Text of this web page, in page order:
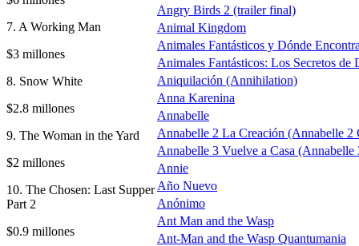
7. A Working Man
$3 millones
8. Snow White
$2.8 millones
9. The Woman in the Yard
$2 millones
10. The Chosen: Last Supper
Part 2
$0.9 millones
Angry Birds 2 (trailer final)
Animal Kingdom
Animales Fantásticos y Dónde
Animales Fantásticos: Los Secretos de
Aniquilación (Annihilation)
Anna Karenina
Annabelle
Annabelle 2 La Creación (Annabelle 2
Annabelle 3 Vuelve a Casa (Annabelle
Annie
Año Nuevo
Anónimo
Ant Man and the Wasp
Ant-Man and the Wasp Quantumania